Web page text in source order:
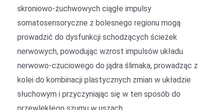
skroniowo-żuchwowych ciągłe impulsy
somatosensoryczne z bolesnego regionu mogą
prowadzić do dysfunkcji schodzących ścieżek
nerwowych, powodując wzrost impulsów układu
nerwowo-czuciowego do jądra ślimaka, prowadząc z
kolei do kombinacji plastycznych zmian w układzie
słuchowym i przyczyniając się w ten sposób do